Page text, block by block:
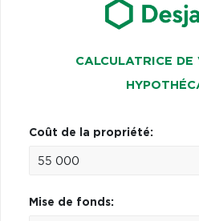
CALCULATRICE DE
Coût de la propriété:
Mise de fonds: